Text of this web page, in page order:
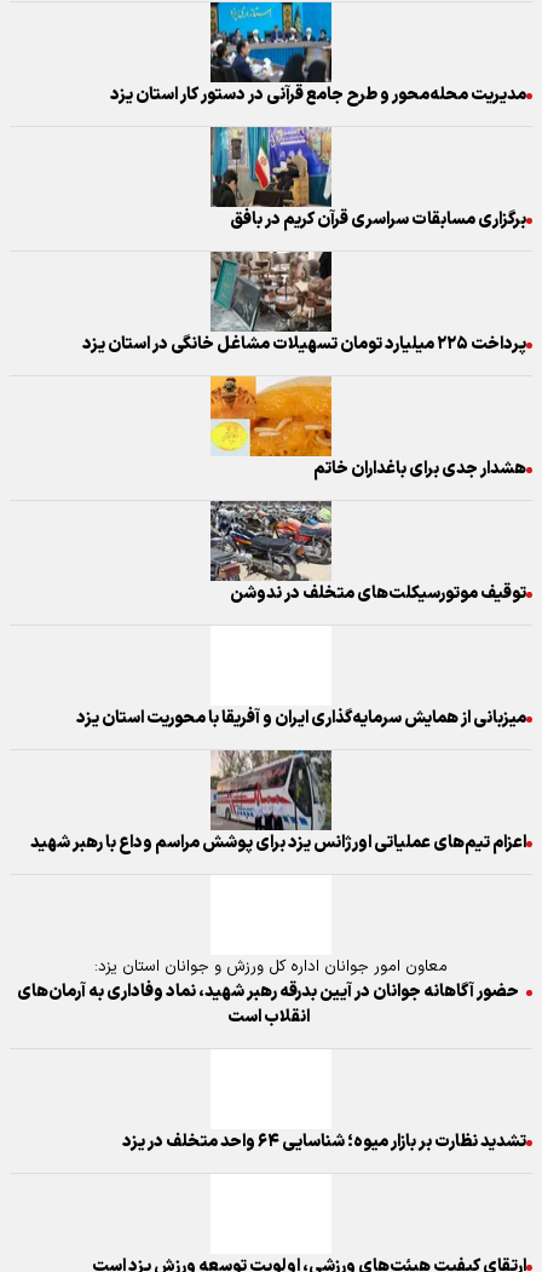
مدیریت محله‌محور و طرح جامع قرآنی در دستور کار استان یزد
برگزاری مسابقات سراسری قرآن کریم در بافق
پرداخت ۲۲۵ میلیارد تومان تسهیلات مشاغل خانگی در استان یزد
هشدار جدی برای باغداران خاتم
توقیف موتورسیکلت‌های متخلف در ندوشن
میزبانی از همایش سرمایه‌گذاری ایران و آفریقا با محوریت استان یزد
اعزام تیم‌های عملیاتی اورژانس یزد برای پوشش مراسم وداع با رهبر شهید
معاون امور جوانان اداره کل ورزش و جوانان استان یزد:
حضور آگاهانه جوانان در آیین بدرقه رهبر شهید، نماد وفاداری به آرمان‌های
انقلاب است
تشدید نظارت بر بازار میوه؛ شناسایی ۶۴ واحد متخلف در یزد
ارتقای کیفیت هیئت‌های ورزشی، اولویت توسعه ورزش یزد است